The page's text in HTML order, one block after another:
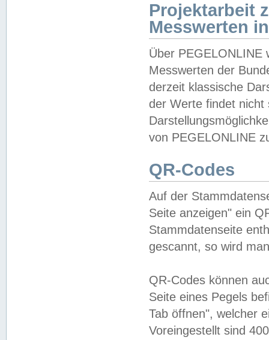
Projektarbeit
Messwerten
Über PEGELONLINE
Messwerten der
derzeit klassische
der Werte findet
von PEGELONLINE
QR-Codes
Auf der
Seite anzeigen" ein
Stammdatenseite
gescannt, so wird
QR-Codes können
Seite eines Pegels
Tab öffnen", welcher
Voreingestellt sind